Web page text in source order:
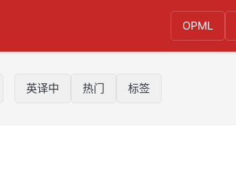
OPML
英译中 热门 标签